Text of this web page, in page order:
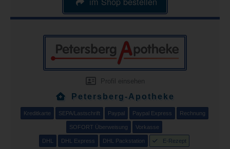
Profil einsehen
Petersberg-Apotheke
Kreditkarte SEPA/Lastschrift Paypal Paypal Express Rechnung
SOFORT Überweisung Vorkasse
DHL DHL Express DHL Packstation E-Rezept